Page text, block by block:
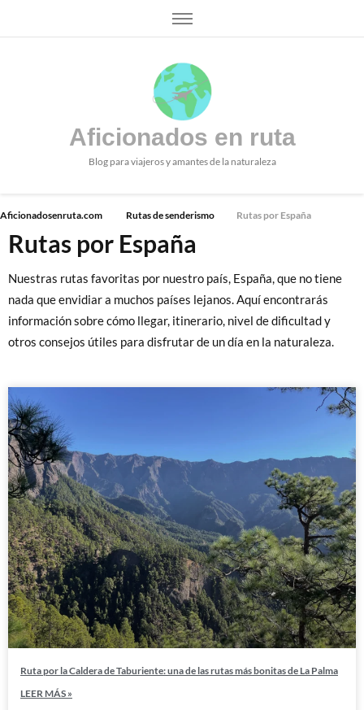
Aficionados en ruta
Blog para viajeros y amantes de la naturaleza
Aficionadosenruta.com Rutas de senderismo Rutas por España
Rutas por España
Nuestras rutas favoritas por nuestro país, España, que no tiene
nada que envidiar a muchos países lejanos. Aquí encontrarás
información sobre cómo llegar, itinerario, nivel de dificultad y
otros consejos útiles para disfrutar de un día en la naturaleza.
Ruta por la Caldera de Taburiente: una de las rutas más bonitas de La Palma
LEER MÁS »